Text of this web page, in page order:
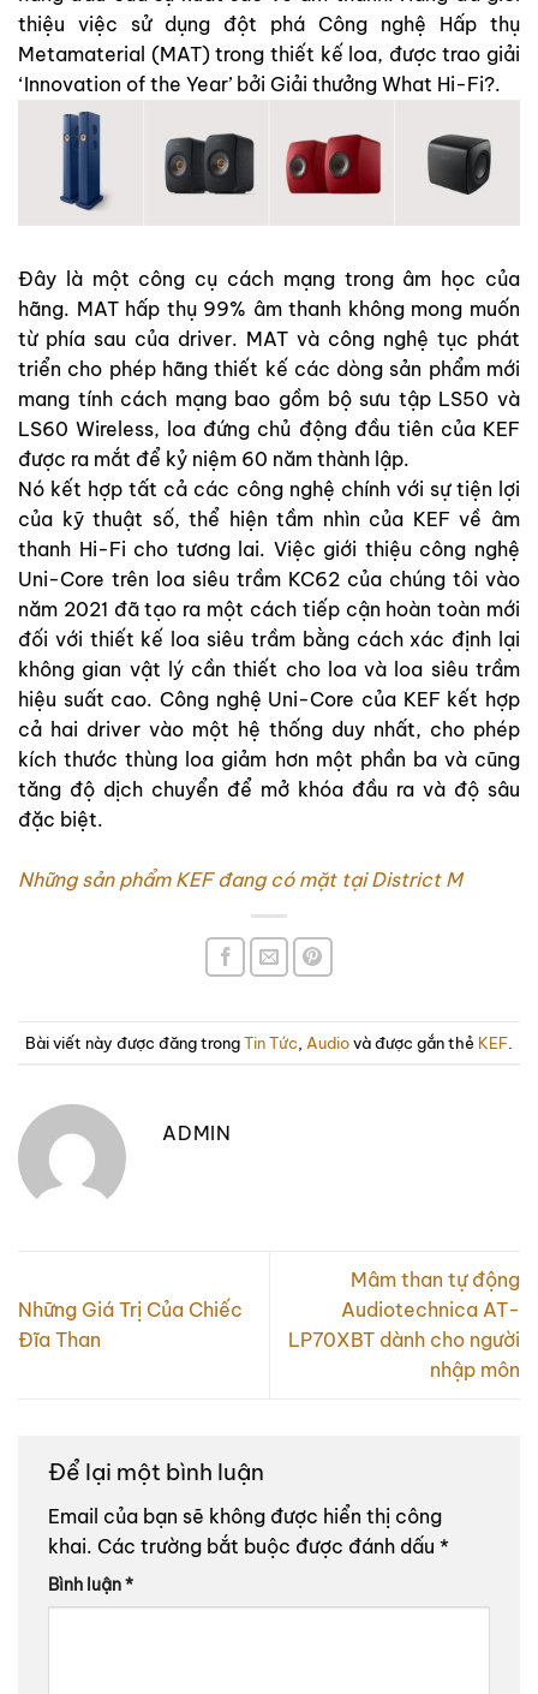
thiệu việc sử dụng đột phá Công nghệ Hấp thụ
Metamaterial (MAT) trong thiết kế loa, được trao giải
‘Innovation of the Year’ bởi Giải thưởng What Hi-Fi?.
Đây là một công cụ cách mạng trong âm học của
hãng. MAT hấp thụ 99% âm thanh không mong muốn
từ phía sau của driver. MAT và công nghệ tục phát
triển cho phép hãng thiết kế các dòng sản phẩm mới
mang tính cách mạng bao gồm bộ sưu tập LS50 và
LS60 Wireless, loa đứng chủ động đầu tiên của KEF
được ra mắt để kỷ niệm 60 năm thành lập.
Nó kết hợp tất cả các công nghệ chính với sự tiện lợi
của kỹ thuật số, thể hiện tầm nhìn của KEF về âm
thanh Hi-Fi cho tương lai. Việc giới thiệu công nghệ
Uni-Core trên loa siêu trầm KC62 của chúng tôi vào
năm 2021 đã tạo ra một cách tiếp cận hoàn toàn mới
đối với thiết kế loa siêu trầm bằng cách xác định lại
không gian vật lý cần thiết cho loa và loa siêu trầm
hiệu suất cao. Công nghệ Uni-Core của KEF kết hợp
cả hai driver vào một hệ thống duy nhất, cho phép
kích thước thùng loa giảm hơn một phần ba và cũng
tăng độ dịch chuyển để mở khóa đầu ra và độ sâu
đặc biệt.
Những sản phẩm KEF đang có mặt tại District M
Bài viết này được đăng trongTin Tức Audiovà được gắn thẻ KEF
ADMIN
Những Giá Trị Của Chiếc
Đĩa Than
Mâm than tự động
Audiotechnica AT-
LP70XBT dành cho người
nhập môn
Để lại một bình luận
Email của bạn sẽ không được hiển thị công
khai. Các trường bắt buộc được đánh dấu *
Bình luận*